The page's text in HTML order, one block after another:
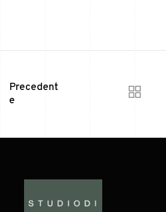
Precedent
e